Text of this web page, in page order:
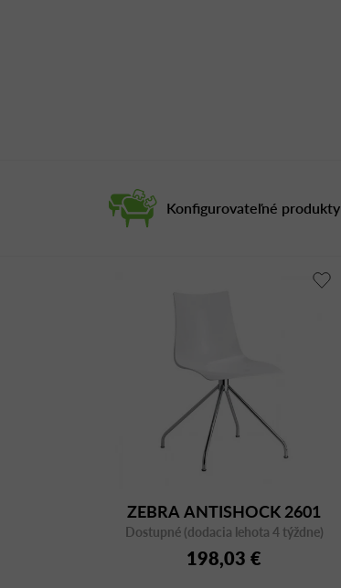
Konfigurovateľné produkty
ZEBRA ANTISHOCK 2601
Dostupné (dodacia lehota 4 týždne)
198,03 €